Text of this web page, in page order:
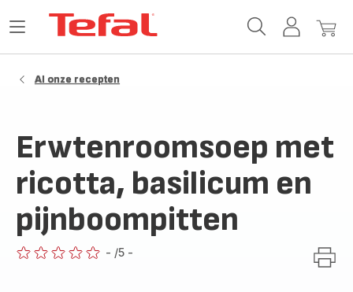
MijnMijn
Open
Al onze recepten
Erwtenroomsoep met
ricotta, basilicum en
pijnboompitten
- /5 -